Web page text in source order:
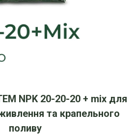
NPK 20-20-20 + mix для
та крапельного
поливу